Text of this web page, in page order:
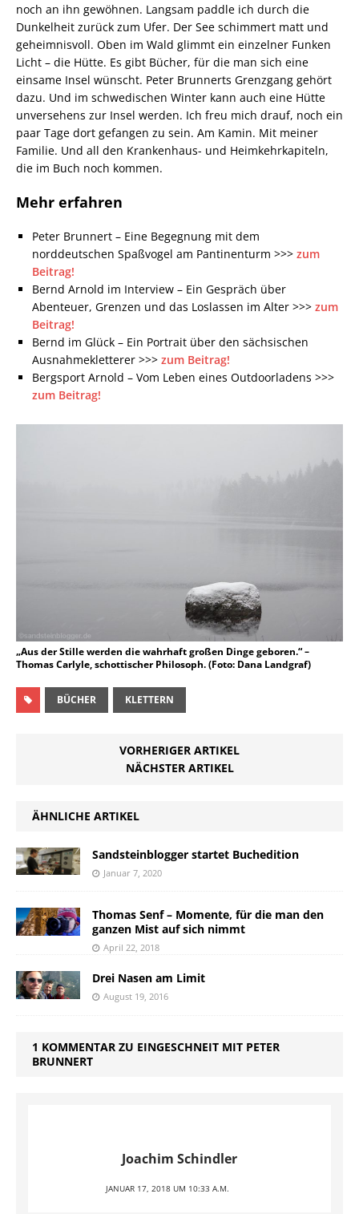
noch an ihn gewöhnen. Langsam paddle ich durch die
Dunkelheit zurück zum Ufer. Der See schimmert matt und
geheimnisvoll. Oben im Wald glimmt ein einzelner Funken
Licht – die Hütte. Es gibt Bücher, für die man sich eine
einsame Insel wünscht. Peter Brunnerts Grenzgang gehört
dazu. Und im schwedischen Winter kann auch eine Hütte
unversehens zur Insel werden. Ich freu mich drauf, noch ein
paar Tage dort gefangen zu sein. Am Kamin. Mit meiner
Familie. Und all den Krankenhaus- und Heimkehrkapiteln,
die im Buch noch kommen.
Mehr erfahren
Peter Brunnert – Eine Begegnung mit dem
norddeutschen Spaßvogel am Pantinenturm >>> zum
Beitrag!
Bernd Arnold im Interview – Ein Gespräch über
Abenteuer, Grenzen und das Loslassen im Alter >>> zum
Beitrag!
Bernd im Glück – Ein Portrait über den sächsischen
Ausnahmekletterer >>> zum Beitrag!
Bergsport Arnold – Vom Leben eines Outdoorladens >>>
zum Beitrag!
„Aus der Stille werden die wahrhaft großen Dinge geboren.“ –
Thomas Carlyle, schottischer Philosoph. (Foto: Dana Landgraf)
BÜCHER KLETTERN
VORHERIGER ARTIKEL
NÄCHSTER ARTIKEL
ÄHNLICHE ARTIKEL
Sandsteinblogger startet Buchedition
Januar 7, 2020
Thomas Senf – Momente, für die man den
ganzen Mist auf sich nimmt
April 22, 2018
Drei Nasen am Limit
August 19, 2016
1 KOMMENTAR ZU EINGESCHNEIT MIT PETER
BRUNNERT
Joachim Schindler
JANUAR 17, 2018 UM 10:33 A.M.